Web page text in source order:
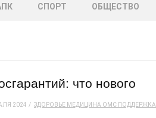
СПОРТ ОБЩЕСТВО
что нового
2024 ЗДОРОВЬЕ МЕДИЦИНА ОМС ПОДДЕРЖКА